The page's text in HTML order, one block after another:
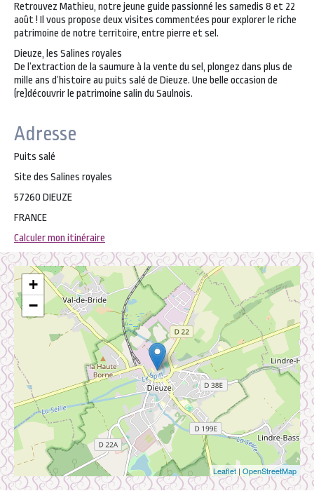
Retrouvez Mathieu, notre jeune guide passionné les samedis 8 et 22
août ! Il vous propose deux visites commentées pour explorer le riche
patrimoine de notre territoire, entre pierre et sel.
Dieuze, les Salines royales
De l’extraction de la saumure à la vente du sel, plongez dans plus de
mille ans d’histoire au puits salé de Dieuze. Une belle occasion de
(re)découvrir le patrimoine salin du Saulnois.
Adresse
Puits salé
Site des Salines royales
57260 DIEUZE
FRANCE
Calculer mon itinéraire
+
−
Leaflet | OpenStreetMap